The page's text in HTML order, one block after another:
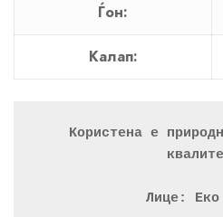
Ѓон:
Калап:
Користена е
Лице: Еко